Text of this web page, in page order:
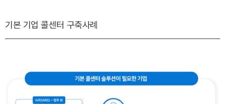
기본 기업 콜센터 구축사례